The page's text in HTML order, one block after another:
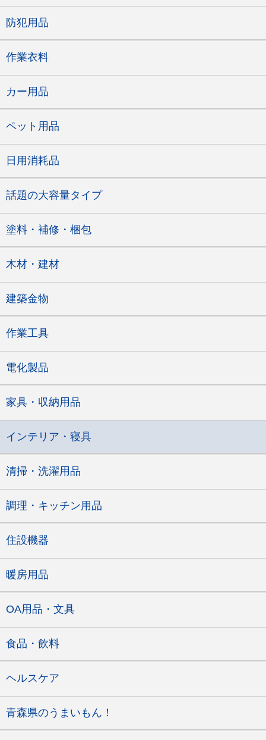
防犯用品
作業衣料
カー用品
ペット用品
日用消耗品
話題の大容量タイプ
塗料・補修・梱包
木材・建材
建築金物
作業工具
電化製品
家具・収納用品
インテリア・寝具
清掃・洗濯用品
調理・キッチン用品
住設機器
暖房用品
OA用品・文具
食品・飲料
ヘルスケア
青森県のうまいもん！